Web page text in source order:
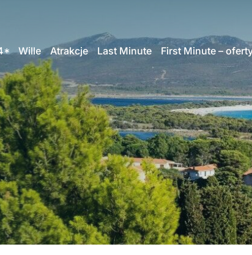
Wille Atrakcje Last Minute First Minute –